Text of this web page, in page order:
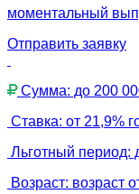
моментальный
Отправить заявку
Сумма: до 200
Ставка: от 21,9%
Льготный период:
Возраст: возраст